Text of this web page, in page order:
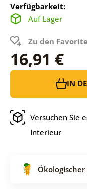
Verfügbarkeit:
Auf Lager
Zu den
16,91 €
IN
Versuchen Sie
Interieur